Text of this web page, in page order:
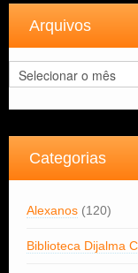
Arquivos
Arquivos
Categorias
Alexanos (120)
Biblioteca Dijalma